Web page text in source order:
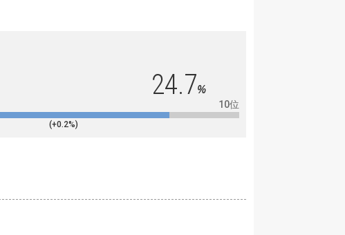
24.7%
10位
(+0.2%)